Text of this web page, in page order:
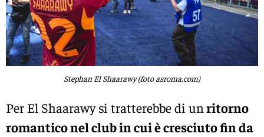
Stephan El Shaarawy (foto asroma.com)
Per El Shaarawy si tratterebbe di un ritorno
romantico nel club in cui è cresciuto fin da